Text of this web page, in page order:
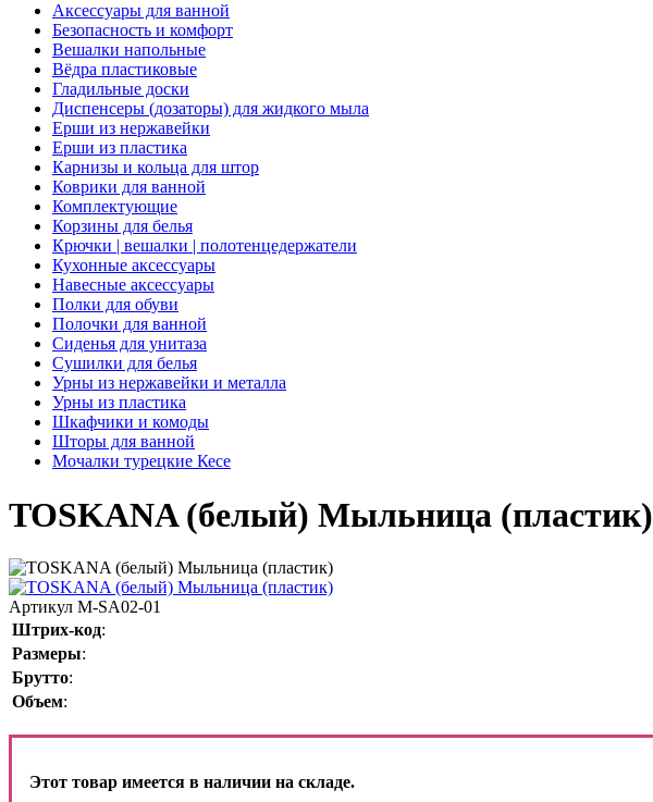
Аксессуары для ванной
Безопасность и комфорт
Вешалки напольные
Вёдра пластиковые
Гладильные доски
Диспенсеры (дозаторы) для жидкого мыла
Ерши из нержавейки
Ерши из пластика
Карнизы и кольца для штор
Коврики для ванной
Комплектующие
Корзины для белья
Крючки | вешалки | полотенцедержатели
Кухонные аксессуары
Навесные аксессуары
Полки для обуви
Полочки для ванной
Сиденья для унитаза
Сушилки для белья
Урны из нержавейки и металла
Урны из пластика
Шкафчики и комоды
Шторы для ванной
Мочалки турецкие Кесе
TOSKANA (белый) Мыльница (пластик)
Артикул M-SA02-01
Штрих-код:
Размеры:
Брутто:
Объем:
Этот товар имеется в наличии на складе.